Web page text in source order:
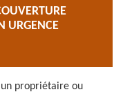
URGENCE
un propriétaire ou